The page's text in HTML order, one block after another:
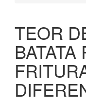
TEOR
BATATA